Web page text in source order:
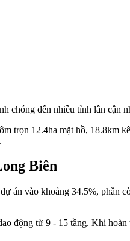
chóng đến nhiều tỉnh lân
trọn 12.4ha mặt hồ, 18.8km
Biên
án vào khoảng 34.5%, phần
động từ 9 - 15 tầng. Khi